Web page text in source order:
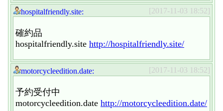
[2017-11-03 18:52]
hospitalfriendly.site:
確約品
hospitalfriendly.site http://hospitalfriendly.site/
[2017-11-03 18:52]
motorcycleedition.date:
予約受付中
motorcycleedition.date http://motorcycleedition.date/